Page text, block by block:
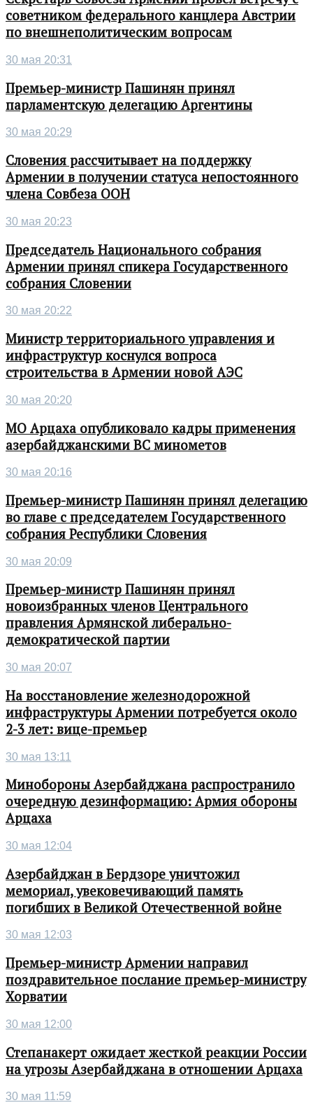
советником федерального канцлера Австрии
по внешнеполитическим вопросам
30 мая 20:31
Премьер-министр Пашинян принял
парламентскую делегацию Аргентины
30 мая 20:29
Словения рассчитывает на поддержку
Армении в получении статуса непостоянного
члена Совбеза ООН
30 мая 20:23
Председатель Национального собрания
Армении принял спикера Государственного
собрания Словении
30 мая 20:22
Министр территориального управления и
инфраструктур коснулся вопроса
строительства в Армении новой АЭС
30 мая 20:20
МО Арцаха опубликовало кадры применения
азербайджанскими ВС минометов
30 мая 20:16
Премьер-министр Пашинян принял делегацию
во главе с председателем Государственного
собрания Республики Словения
30 мая 20:09
Премьер-министр Пашинян принял
новоизбранных членов Центрального
правления Армянской либерально-
демократической партии
30 мая 20:07
На восстановление железнодорожной
инфраструктуры Армении потребуется около
2-3 лет: вице-премьер
30 мая 13:11
Минобороны Азербайджана распространило
очередную дезинформацию: Армия обороны
Арцаха
30 мая 12:04
Азербайджан в Бердзоре уничтожил
мемориал, увековечивающий память
погибших в Великой Отечественной войне
30 мая 12:03
Премьер-министр Армении направил
поздравительное послание премьер-министру
Хорватии
30 мая 12:00
Степанакерт ожидает жесткой реакции России
на угрозы Азербайджана в отношении Арцаха
30 мая 11:59